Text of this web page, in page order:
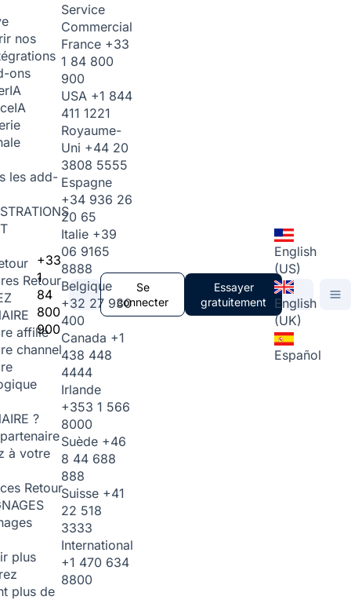
nos
ons
IA
IA
les add-
Retour
affilié
channel
?
à votre
Retour
plus
plus de
+33
1
84
800
900
Service
Commercial
France +33
1 84 800
900
USA +1 844
411 1221
Royaume-
Uni +44 20
3808 5555
Espagne
+34 936 26
20 65
Italie +39
06 9165
8888
Belgique
+32 27 930
400
Canada +1
438 448
4444
Irlande
+353 1 566
8000
Suède +46
8 44 688
888
Suisse +41
22 518
3333
International
+1 470 634
8800
Se
connecter
Essayer
gratuitement
English
(US)
English
(UK)
Español